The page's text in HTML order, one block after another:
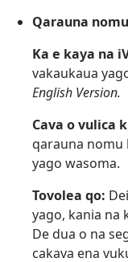
Qarauna
Ka e kaya na
vakaukaua
English Version.
Cava o vulica
qarauna nomu
yago wasoma.
Tovolea qo:
yago, kania na
De dua o na
cakava ena